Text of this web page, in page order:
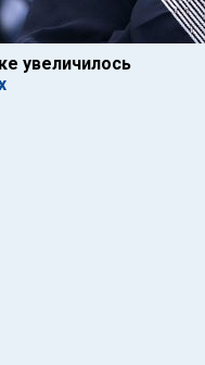
увеличилось